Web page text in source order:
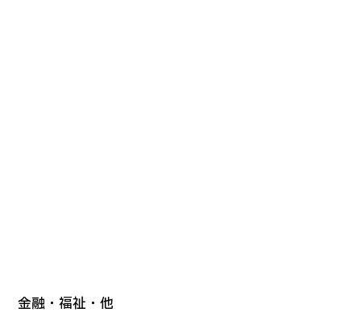
金融・福祉・他